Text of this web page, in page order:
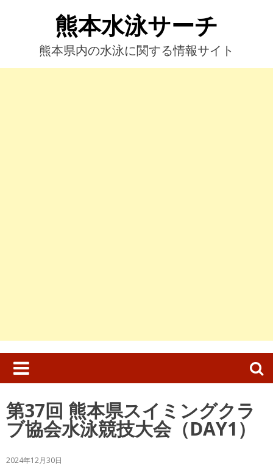
へ
熊本水泳サーチ
熊本県内の水泳に関する情報サイト
検
索:
第37回 熊本県スイミングクラ
ブ協会水泳競技大会（DAY1）
2024年12月30日